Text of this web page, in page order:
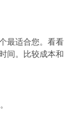
最适合您。看看
间。比较成本和